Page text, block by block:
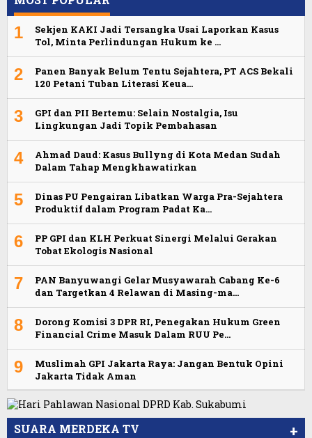
1
Sekjen KAKI Jadi Tersangka Usai Laporkan Kasus
Tol, Minta Perlindungan Hukum ke …
2
Panen Banyak Belum Tentu Sejahtera, PT ACS Bekali
120 Petani Tuban Literasi Keua…
3
GPI dan PII Bertemu: Selain Nostalgia, Isu
Lingkungan Jadi Topik Pembahasan
4
Ahmad Daud: Kasus Bullyng di Kota Medan Sudah
Dalam Tahap Mengkhawatirkan
5
Dinas PU Pengairan Libatkan Warga Pra-Sejahtera
Produktif dalam Program Padat Ka…
6
PP GPI dan KLH Perkuat Sinergi Melalui Gerakan
Tobat Ekologis Nasional
7
PAN Banyuwangi Gelar Musyawarah Cabang Ke-6
dan Targetkan 4 Relawan di Masing-ma…
8
Dorong Komisi 3 DPR RI, Penegakan Hukum Green
Financial Crime Masuk Dalam RUU Pe…
9
Muslimah GPI Jakarta Raya: Jangan Bentuk Opini
Jakarta Tidak Aman
SUARA MERDEKA TV +